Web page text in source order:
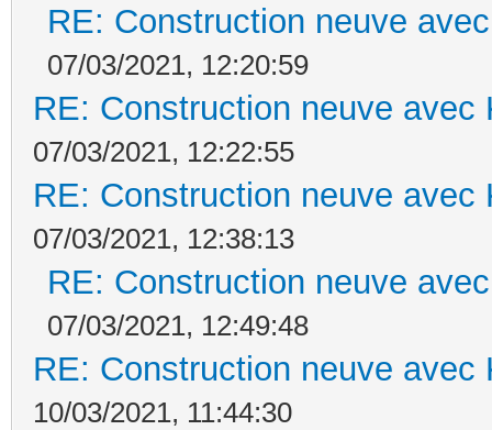
RE: Construction neuve
07/03/2021, 12:20:59
RE: Construction neuve avec
07/03/2021, 12:22:55
RE: Construction neuve avec
07/03/2021, 12:38:13
RE: Construction neuve
07/03/2021, 12:49:48
RE: Construction neuve avec
10/03/2021, 11:44:30